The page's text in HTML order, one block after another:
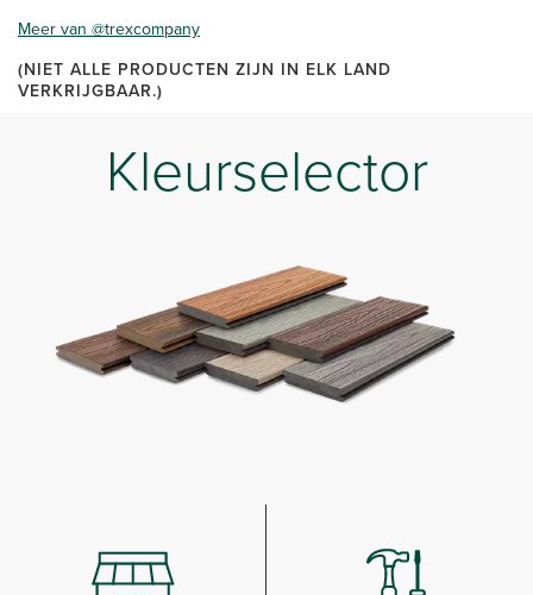
Meer van @trexcompany
(NIET ALLE PRODUCTEN ZIJN IN ELK LAND
VERKRIJGBAAR.)
Kleurselector